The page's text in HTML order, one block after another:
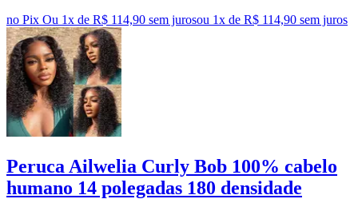
no Pix Ou 1x de R$ 114,90 sem jurosou 1x de R$ 114,90 sem juros
Peruca Ailwelia Curly Bob 100% cabelo
humano 14 polegadas 180 densidade